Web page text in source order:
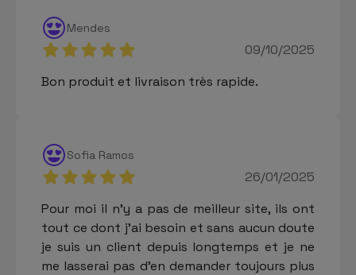
Mendes
09/10/2025
Bon produit et livraison très rapide.
Sofia Ramos
26/01/2025
Pour moi il n'y a pas de meilleur site, ils ont
tout ce dont j'ai besoin et sans aucun doute
je suis un client depuis longtemps et je ne
me lasserai pas d'en demander toujours plus